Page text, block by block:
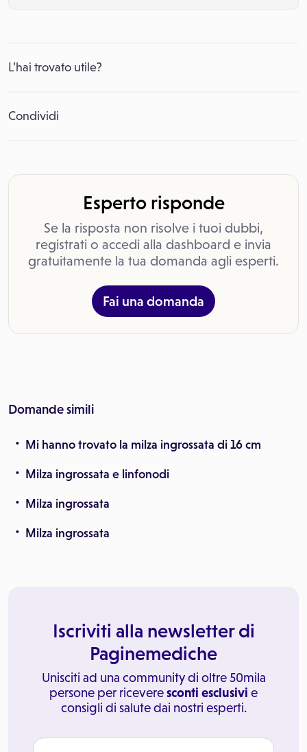
L’hai trovato utile?
Condividi
Esperto risponde
Se la risposta non risolve i tuoi dubbi,
registrati o accedi alla dashboard e invia
gratuitamente la tua domanda agli esperti.
Fai una domanda
Domande simili
Mi hanno trovato la milza ingrossata di 16 cm
Milza ingrossata e linfonodi
Milza ingrossata
Milza ingrossata
Iscriviti alla newsletter di
Paginemediche
Unisciti ad una community di oltre 50mila
persone per riceveresconti esclusivi e
consigli di salute dai nostri esperti.